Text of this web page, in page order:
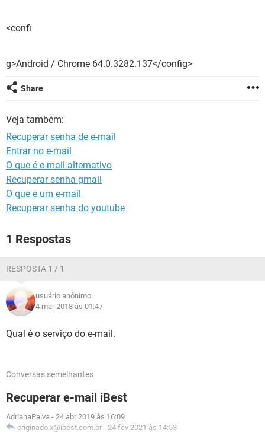
GUIA DE COMPRAS
<confi
g>Android / Chrome 64.0.3282.137</config>
Share
Veja também:
Recuperar senha de e-mail
Entrar no e-mail
O que é e-mail alternativo
Recuperar senha gmail
O que é um e-mail
Recuperar senha do youtube
1 Respostas
RESPOSTA 1 / 1
usuário anônimo
4 mar 2018 às 01:47
Qual é o serviço do e-mail.
Conversas semelhantes
Recuperar e-mail iBest
AdrianaPaiva - 24 abr 2019 às 16:09
originado.x@ibest.com.br - 24 fev 2021 às 14:53